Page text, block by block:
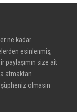
ne kadar
esinlenmiş,
paylaşımın size ait
atmaktan
olmasın